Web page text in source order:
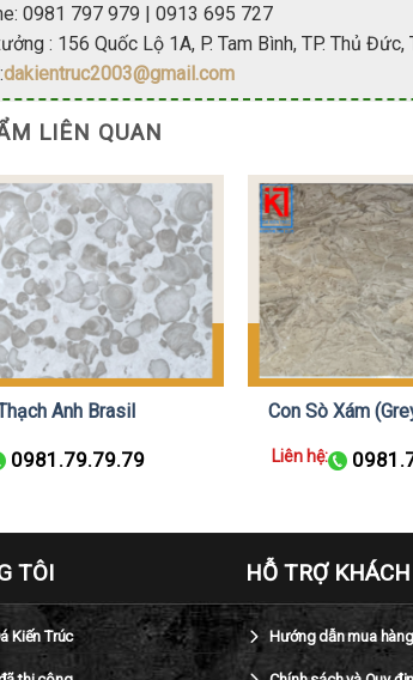
0981 797 979 | 0913 695 727
: 156 Quốc Lộ 1A, P. Tam Bình, TP. Thủ Đức,
dakientruc2003@gmail.com
LIÊN QUAN
Anh Brasil
0981.79.79.79
Con Sò Xám
Liên hệ:
TÔI
Kiến Trúc
HỖ TRỢ
Hướng dẫn mua hàng